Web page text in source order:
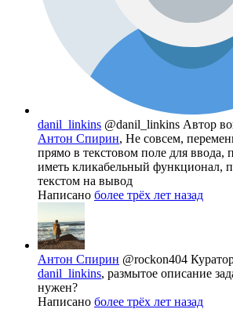
danil_linkins @danil_linkins Автор
Антон Спирин, Не совсем,
прямо в текстовом поле для ввода,
иметь кликабельный функционал,
текстом на вывод
Написано более трёх лет назад
Антон Спирин @rockon404
danil_linkins, размытое описание
нужен?
Написано более трёх лет назад